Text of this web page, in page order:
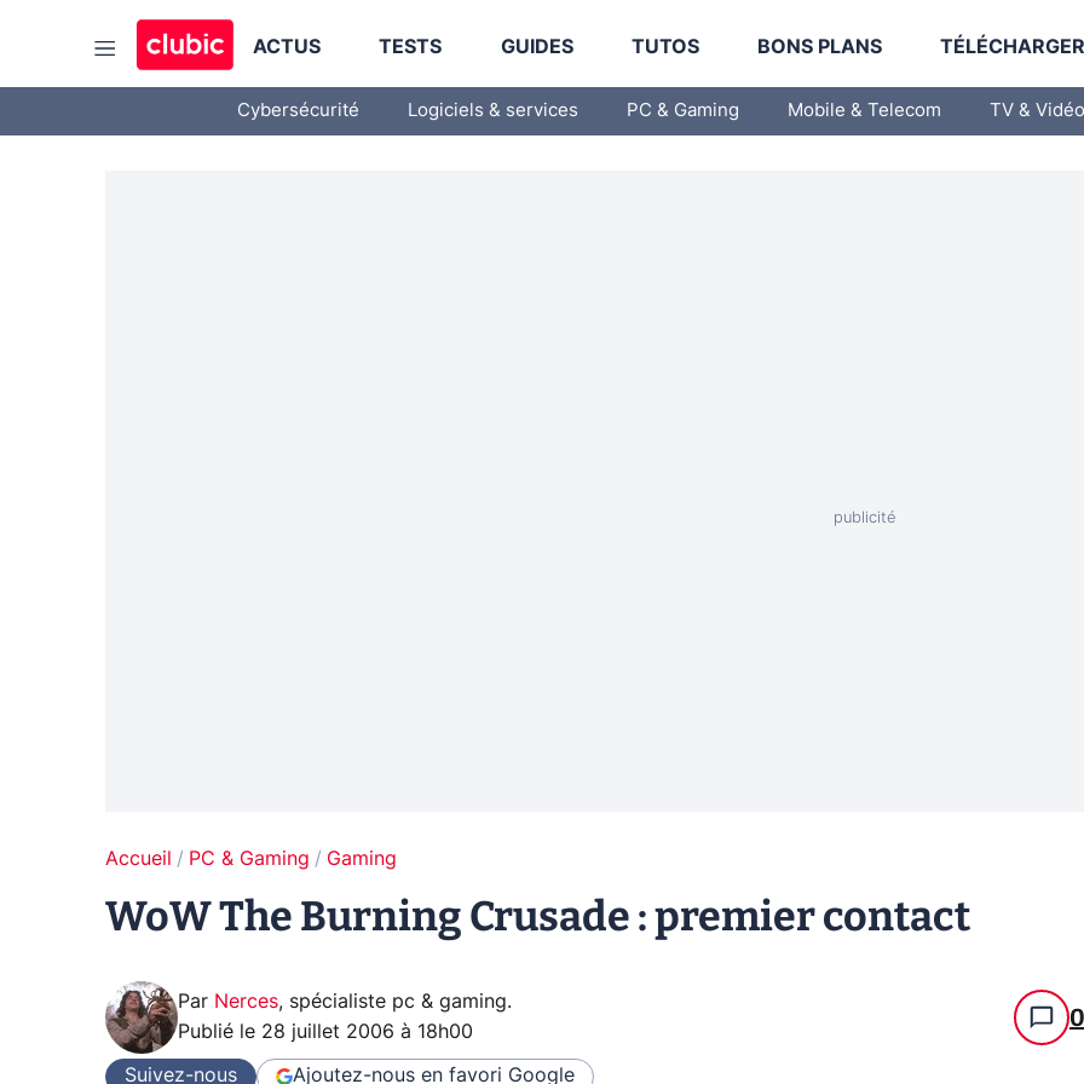
ACTUS TESTS GUIDES TUTOS BONS PLANS
Cybersécurité Logiciels & services PC & Gaming Mobile & Telecom TV & Vidéo
Accueil PC & Gaming Gaming
WoW The Burning Crusade : premier contact
Par Nerces, spécialiste pc & gaming.
Publié le 28 juillet 2006 à 18h00 0
Suivez-nous Ajoutez-nous en favori Google